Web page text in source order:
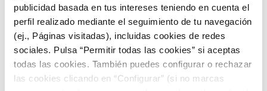
publicidad basada en tus intereses teniendo en cuenta el
perfil realizado mediante el seguimiento de tu navegación
(ej., Páginas visitadas), incluidas cookies de redes
sociales. Pulsa “Permitir todas las cookies” si aceptas
todas las cookies. También puedes configurar o rechazar
las cookies clicando en “Configurar” (si no marcas
De la nevera al plato: cómo montar comidas
completas en 10 minutos